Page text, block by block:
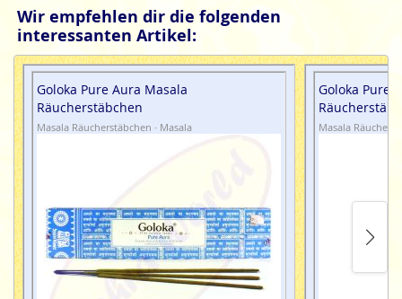
Wir empfehlen dir die folgenden
interessanten Artikel:
Goloka Pure Aura Masala
Räucherstäbchen
Masala Räucherstäbchen · Masala
Goloka Pure
Masala